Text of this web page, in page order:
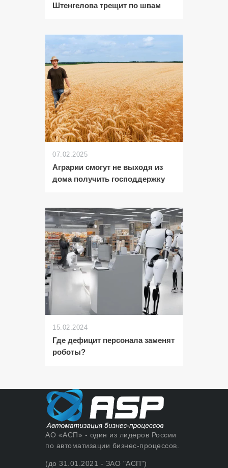
Штенгелова трещит по швам
07.02.2025
Аграрии смогут не выходя из
дома получить господдержку
15.02.2024
Где дефицит персонала заменят
роботы?
АО «АСП» - один из лидеров России
по автоматизации бизнес-процессов.
(до 31.01.2021 - ЗАО "АСП")